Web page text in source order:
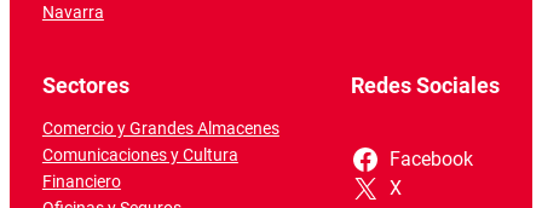
Navarra
Sectores
Comercio y Grandes Almacenes
Comunicaciones y Cultura
Financiero
Redes Sociales
Facebook
X